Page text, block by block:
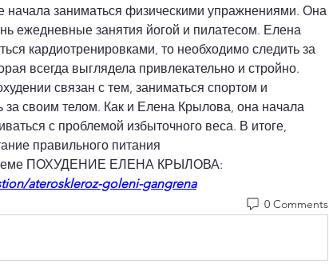
начала заниматься физическими упражнениями. Она
ежедневные занятия йогой и пилатесом. Елена
кардиотренировками, то необходимо следить за
всегда выглядела привлекательно и стройно.
связан с тем, заниматься спортом и
за своим телом. Как и Елена Крылова, она начала
с проблемой избыточного веса. В итоге,
правильного питания
теме ПОХУДЕНИЕ ЕЛЕНА КРЫЛОВА:
ateroskleroz-goleni-gangrena
0 Comments